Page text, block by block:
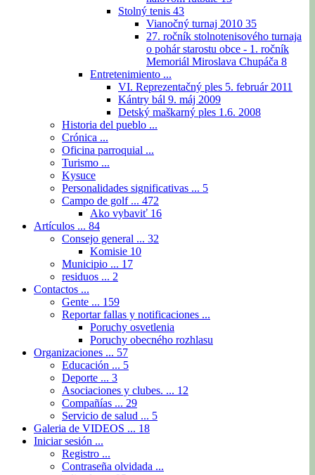
Stolný tenis 43
Vianočný turnaj 2010 35
27. ročník stolnotenisového turnaja
o pohár starostu obce - 1. ročník
Memoriál Miroslava Chupáča 8
Entretenimiento ...
VI. Reprezentačný ples 5. február 2011
Kántry bál 9. máj 2009
Detský maškarný ples 1.6. 2008
Historia del pueblo ...
Crónica ...
Oficina parroquial ...
Turismo ...
Kysuce
Personalidades significativas ... 5
Campo de golf ... 472
Ako vybaviť 16
Artículos ... 84
Consejo general ... 32
Komisie 10
Municipio ... 17
residuos ... 2
Contactos ...
Gente ... 159
Reportar fallas y notificaciones ...
Poruchy osvetlenia
Poruchy obecného rozhlasu
Organizaciones ... 57
Educación ... 5
Deporte ... 3
Asociaciones y clubes. ... 12
Compañías ... 29
Servicio de salud ... 5
Galeria de VIDEOS ... 18
Iniciar sesión ...
Registro ...
Contraseña olvidada ...